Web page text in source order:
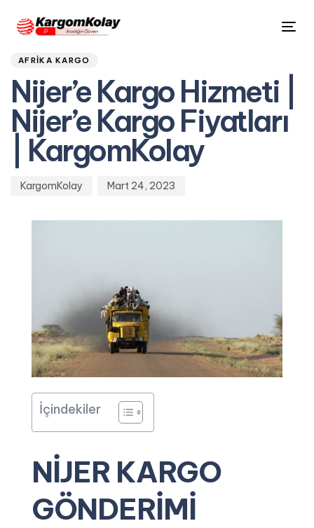
PUBLISHED
IN:
AFRIKA KARGO
Nijer’e Kargo Hizmeti |
Nijer’e Kargo Fiyatları
| KargomKolay
Author
KargomKolay
Published
on:
Mart 24, 2023
İçindekiler
NİJER KARGO
GÖNDERİMİ